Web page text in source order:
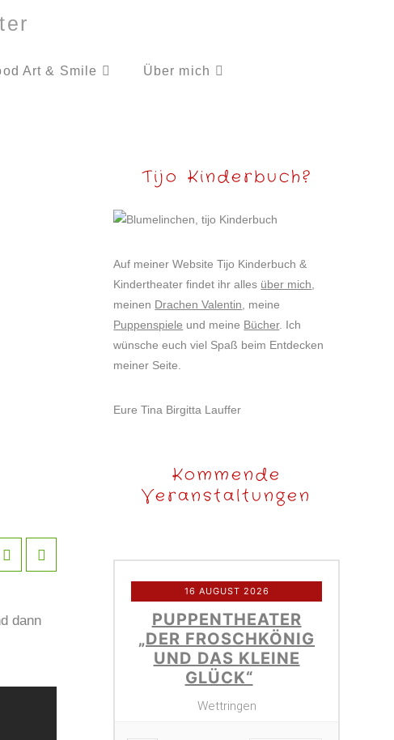
Art & Smile Über mich
dann
Tijo Kinderbuch?
Auf meiner Website Tijo Kinderbuch &
Kindertheater findet ihr alles über mich
meinen Drachen Valentin , meine
Puppenspiele und meine Bücher. Ich
wünsche euch viel Spaß beim Entdecken
meiner Seite.
Eure Tina Birgitta Lauffer
Kommende
Veranstaltungen
16 AUGUST 2026
PUPPENTHEATER
„DER FROSCHKÖNIG
UND DAS KLEINE
GLÜCK“
Wettringen